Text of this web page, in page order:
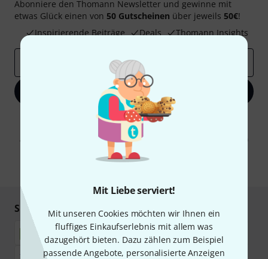
Mit Liebe serviert!
Mit unseren Cookies möchten wir Ihnen ein
fluffiges Einkaufserlebnis mit allem was
dazugehört bieten. Dazu zählen zum Beispiel
passende Angebote, personalisierte Anzeigen
Abonniere den Thomann Newsletter und gewinne mit
etwas Glück einen von 50 Gutscheinen über jeweils 50€!
Inspirierende Beiträge
Deals Thomann Insights
Jetzt anmelden
Mit Klick auf „Jetzt anmelden“ stimmen Sie dem Erhalt von E-Mail-
Werbung und einer Messung des E-Mail-Nutzungsverhaltens zu. Die
Abmeldung ist jederzeit möglich. Weitere Informationen finden Sie in
unserenDatenschutzhinweisen
Sicher einkaufen & bezahlen